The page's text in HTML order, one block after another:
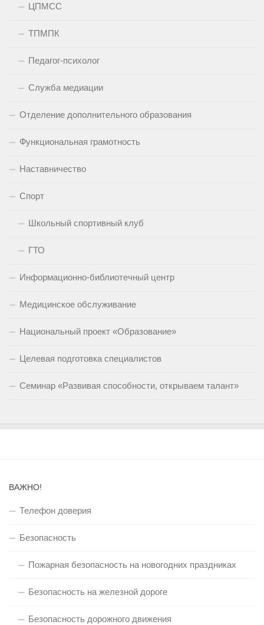
ЦПМСС
ТПМПК
Педагог-психолог
Служба медиации
Отделение дополнительного образования
Функциональная грамотность
Наставничество
Спорт
Школьный спортивный клуб
ГТО
Информационно-библиотечный центр
Медицинское обслуживание
Национальный проект «Образование»
Целевая подготовка специалистов
Семинар «Развивая способности, открываем талант»
ВАЖНО!
Телефон доверия
Безопасность
Пожарная безопасность на новогодних праздниках
Безопасность на железной дороге
Безопасность дорожного движения